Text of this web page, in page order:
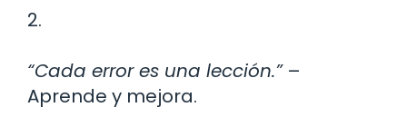
2.
“Cada error es una lección.”–
Aprende y mejora.